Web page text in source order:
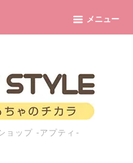
メニュー
ョップ -アプティ-